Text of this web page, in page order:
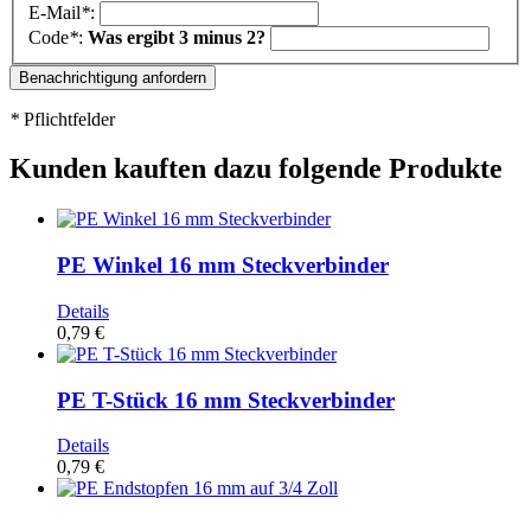
E-Mail*:
Code*: Was ergibt 3 minus 2?
* Pflichtfelder
Kunden kauften dazu folgende Produkte
PE Winkel 16 mm Steckverbinder
Details
0,79 €
PE T-Stück 16 mm Steckverbinder
Details
0,79 €